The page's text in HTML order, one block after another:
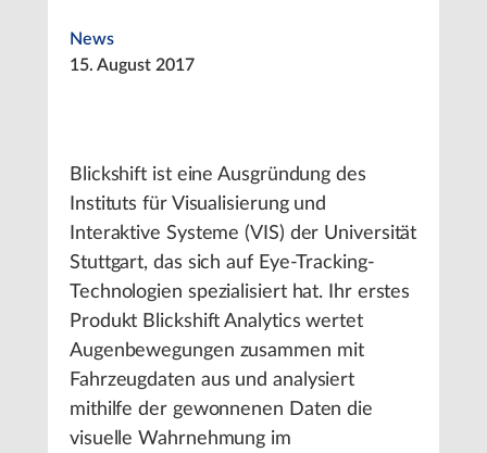
News
15. August 2017
Blickshift ist eine Ausgründung des
Instituts für Visualisierung und
Interaktive Systeme (VIS) der Universität
Stuttgart, das sich auf Eye-Tracking-
Technologien spezialisiert hat. Ihr erstes
Produkt Blickshift Analytics wertet
Augenbewegungen zusammen mit
Fahrzeugdaten aus und analysiert
mithilfe der gewonnenen Daten die
visuelle Wahrnehmung im